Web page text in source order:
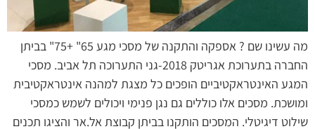
מה עשינו שם ? אספקה והתקנה של מסכי מגע 65" +75" בביתן
החברה בתערוכת אגריטק 2018-גני התערוכה תל אביב. מסכי
המגע האינטראקטיביים הופכים כל מצגת למהנה אינטראקטיבית
ומושכת. מסכים אלו כוללים גם נגן פנימי ויכולים לשמש כמסכי
שילוט דיגיטלי. המסכים הותקנו בביתן קבוצת אל.אר והציגו תכנים